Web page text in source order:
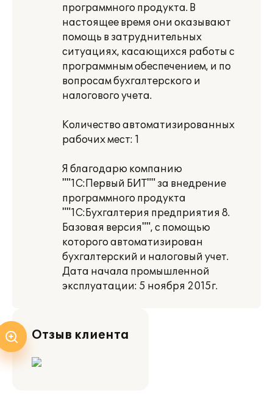
программного продукта. В
настоящее время они оказывают
помощь в затруднительных
ситуациях, касающихся работы с
программным обеспечением, и по
вопросам бухгалтерского и
налогового учета.
Количество автоматизированных
рабочих мест: 1
Я благодарю компанию
""1С:Первый БИТ"" за внедрение
программного продукта
""1С:Бухгалтерия предприятия 8.
Базовая версия"", с помощью
которого автоматизирован
бухгалтерский и налоговый учет.
Дата начала промышленной
эксплуатации: 5 ноября 2015г.
Отзыв клиента